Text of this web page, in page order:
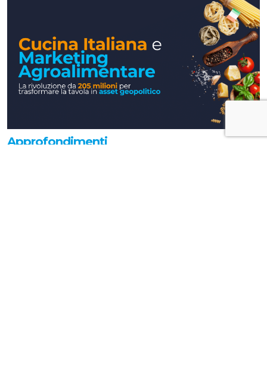
Approfondimenti